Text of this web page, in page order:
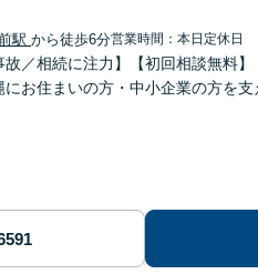
駅 から徒歩6分営業時間：本日定休日
故／相続に注力】【初回相談無料
お住まいの方・中小企業の方を